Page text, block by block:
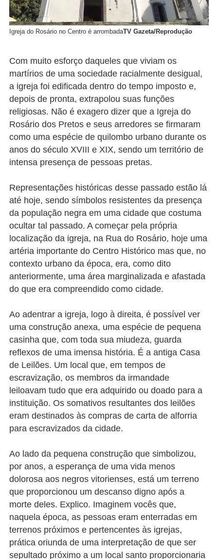
Igreja do Rosário no Centro é arrombadaTV Gazeta/Reprodução
Com muito esforço daqueles que viviam os
martírios de uma sociedade racialmente desigual,
a igreja foi edificada dentro do tempo imposto e,
depois de pronta, extrapolou suas funções
religiosas. Não é exagero dizer que a Igreja do
Rosário dos Pretos e seus arredores se firmaram
como uma espécie de quilombo urbano durante os
anos do século XVIII e XIX, sendo um território de
intensa presença de pessoas pretas.
Representações históricas desse passado estão lá
até hoje, sendo símbolos resistentes da presença
da população negra em uma cidade que costuma
ocultar tal passado. A começar pela própria
localização da igreja, na Rua do Rosário, hoje uma
artéria importante do Centro Histórico mas que, no
contexto urbano da época, era, como dito
anteriormente, uma área marginalizada e afastada
do que era compreendido como cidade.
Ao adentrar a igreja, logo à direita, é possível ver
uma construção anexa, uma espécie de pequena
casinha que, com toda sua miudeza, guarda
reflexos de uma imensa história. É a antiga Casa
de Leilões. Um local que, em tempos de
escravização, os membros da irmandade
leiloavam tudo que era adquirido ou doado para a
instituição. Os somativos resultantes dos leilões
eram destinados às compras de carta de alforria
para escravizados da cidade.
Ao lado da pequena construção que simbolizou,
por anos, a esperança de uma vida menos
dolorosa aos negros vitorienses, está um terreno
que proporcionou um descanso digno após a
morte deles. Explico. Imaginem vocês que,
naquela época, as pessoas eram enterradas em
terrenos próximos e pertencentes às igrejas,
prática oriunda de uma interpretação de que ser
sepultado próximo a um local santo proporcionaria